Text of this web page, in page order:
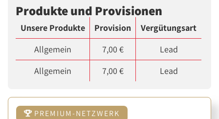
Produkte und Provisionen
Unsere Produkte Provision
Vergütungsart
Allgemein
7,00 €
Lead
Allgemein
7,00 € Lead
PREMIUM-NETZWERK